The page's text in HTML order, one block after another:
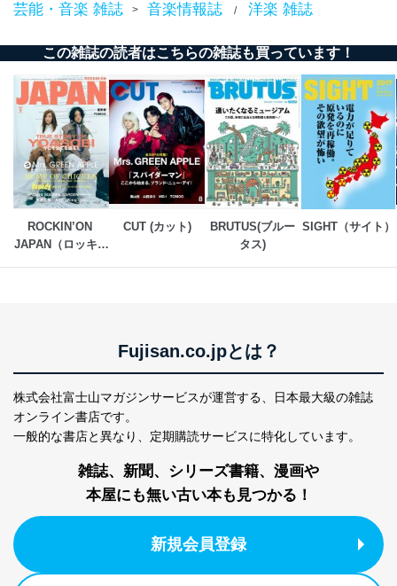
3
当社カスタマーQ＆
の確認のため
サイトのサービス内容のご案内の
ｅメール等による商品、サービ
ス、キャンペーン等の広告に関す
るご案内のため
4
採用応募者の方の
個人情報
採用選考、ご連絡のため
5
当社の従業者の個
人情報
人事、総務などの雇用管理等のた
め
6
パートナー（提携
企業）からの委託
により当社の
定期購読サービス
等をご利用の方の
購入商品配送のため
提携企業及びお客様がご購入され
た商品の発売元企業からのｅメー
ル等による商品、
サービス、キャンペーン等の広告
SNS公式アカウン
トに登録された方
処、オペレーター教育など応対品
質向上のため
その他当社のプライバシーポリシ
ー等にて公表する利用目的達成の
※上記の利用目的のうちNo.1～5については保有個人デ
ータ（開示対象個人情報）の利用目的であり、下記4.の
開示等のご請求に対応させていただきます。
なお、6、7については、パートナー（提携企業）様又は
各SNS運営会社様にご請求いただきますようお願い致し
芸能・音楽 雑誌 > 音楽情報誌 / 洋楽 雑誌
この雑誌の読者はこちらの雑誌も買っています！
ROCKIN’ON
JAPAN（ロッキン
CUT (カット)
BRUTUS(ブルー
タス)
SIGHT（サイト）
Fujisan.co.jpとは？
株式会社富士山マガジンサービスが運営する、
日本最大級の雑誌
オンライン書店です。
一般的な書店と異なり、 定期購読サービスに特化しています。
雑誌、新聞、シリーズ書籍、漫画や
本屋にも無い古い本も見つかる！
新規会員登録